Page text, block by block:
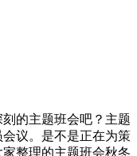
刻的主题班会吧？主题
议。是不是正在为策
整理的主题班会秋冬